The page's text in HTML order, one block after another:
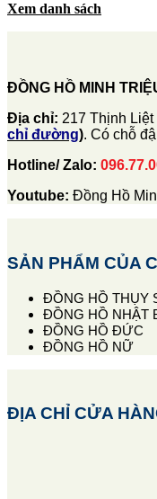
Xem danh sách
ĐỒNG HỒ MINH
Địa chỉ: 217 Thịnh
chỉ đường). Có chỗ
Hotline/ Zalo:
Youtube: Đồng Hồ
SẢN PHẨM CỦA
ĐỒNG HỒ THỤY
ĐỒNG HỒ NHẬT
ĐỒNG HỒ ĐỨC
ĐỒNG HỒ NỮ
ĐỊA CHỈ CỬA